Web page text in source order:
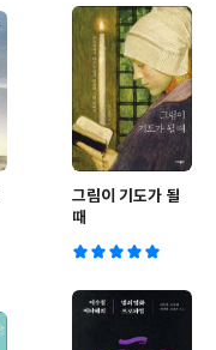
그림이 기도가 될
때